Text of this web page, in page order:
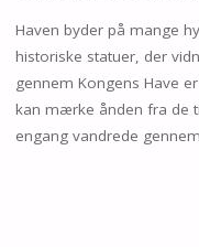
Haven byder på mange
historiske statuer, der
gennem Kongens Have
kan mærke ånden fra de
engang vandrede